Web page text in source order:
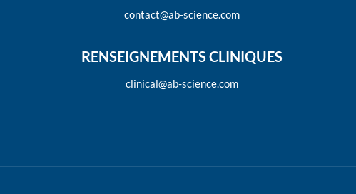
contact@ab-science.com
RENSEIGNEMENTS CLINIQUES
clinical@ab-science.com